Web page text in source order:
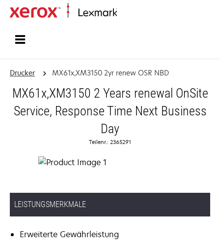
Drucker MX61x,XM3150 2yr renew OSR NBD
MX61x,XM3150 2 Years renewal OnSite
Service, Response Time Next Business
Day
Teilenr.: 2365291
LEISTUNGSMERKMALE
Erweiterte Gewährleistung